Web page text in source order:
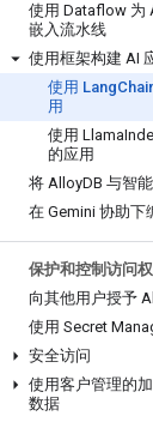
使用 Dataflow 为
嵌入流水线
使用框架构建 AI
使用 Lang
用
使用 Llama
的应用
将 AlloyDB 与智
在 Gemini 协助下
保护和控制访问
向其他用户授予
使用 Secret
安全访问
使用客户管理的
数据